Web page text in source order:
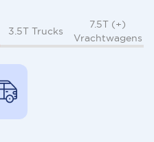
3.5T Trucks
7.5T (+)
Vrachtwagens